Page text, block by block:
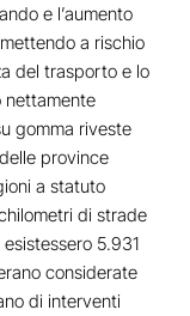
e l’aumento
a rischio
del trasporto e lo
nettamente
gomma riveste
province
a statuto
di strade
5.931
considerate
di interventi